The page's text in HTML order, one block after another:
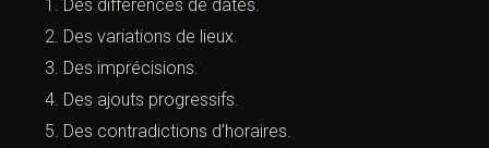
Mais leur lecture détaillée révèle :
Des différences de dates.